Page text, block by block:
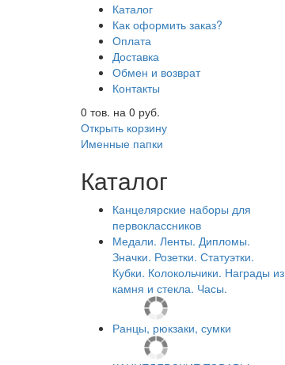
Каталог
Как оформить заказ?
Оплата
Доставка
Обмен и возврат
Контакты
0 тов. на 0 руб.
Открыть корзину
Именные папки
Каталог
Канцелярские наборы для
первоклассников
Медали. Ленты. Дипломы.
Значки. Розетки. Статуэтки.
Кубки. Колокольчики. Награды из
камня и стекла. Часы.
Ранцы, рюкзаки, сумки